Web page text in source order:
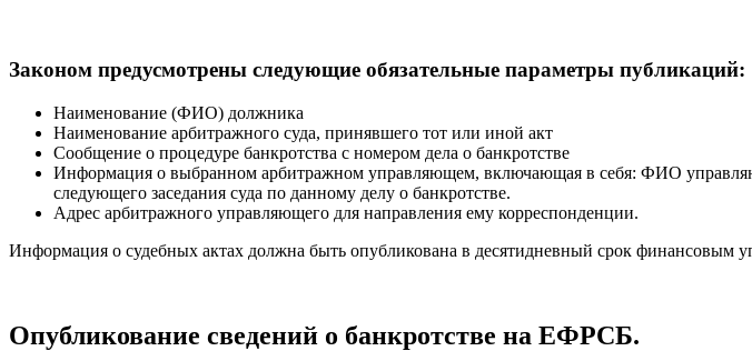
Законом предусмотрены следующие обязательные параметры публикаций:
Наименование (ФИО) должника
Наименование арбитражного суда, принявшего тот или иной акт
Сообщение о процедуре банкротства с номером дела о банкротстве
Информация о выбранном арбитражном управляющем, включающая в себя: ФИО
следующего заседания суда по данному делу о банкротстве.
Адрес арбитражного управляющего для направления ему корреспонденции.
Информация о судебных актах должна быть опубликована в десятидневный срок финансовым
Опубликование сведений о банкротстве на ЕФРСБ.